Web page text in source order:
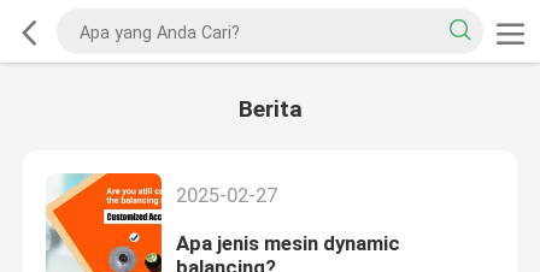
Berita
2025-02-27
Apa jenis mesin dynamic
balancing?